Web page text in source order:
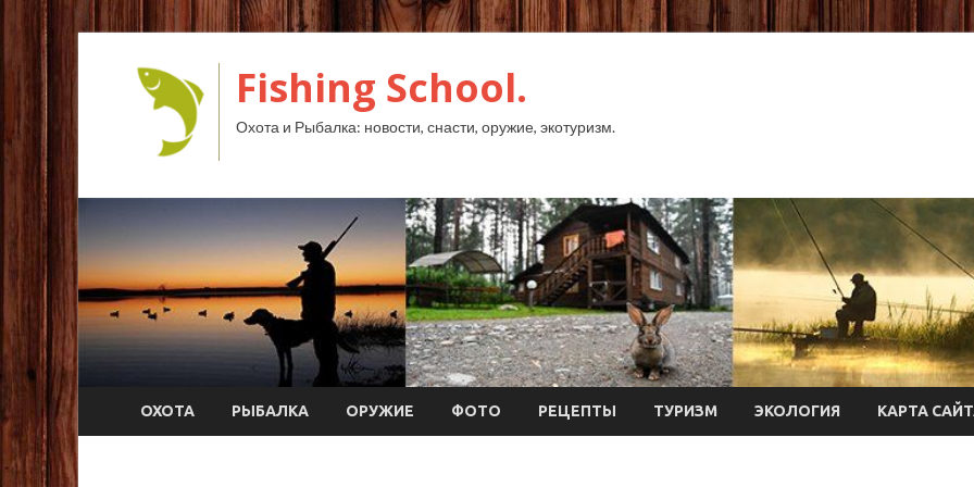
Fishing School.
Охота и Рыбалка: новости, снасти, оружие, экотуризм.
ОХОТА РЫБАЛКА ОРУЖИЕ ФОТО РЕЦЕПТЫ ТУРИЗМ ЭКОЛОГИЯ КАРТА